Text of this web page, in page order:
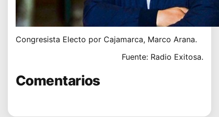
Congresista Electo por Cajamarca, Marco Arana.
Fuente: Radio Exitosa.
Comentarios